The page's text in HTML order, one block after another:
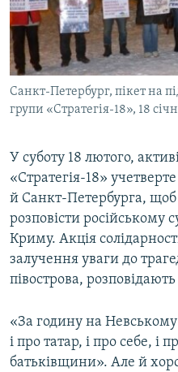
ДЕПОРТАЦІЯ
ВІДЕОУРОКИ «ELIFBE»
СВІДЧЕННЯ ОКУПАЦІЇ
УКРАЇНСЬКА ПРОБЛЕМА КРИМУ
ЯК ОБІЙТИ БЛОКУВАННЯ
Русский
Qırımtatar
Усі сайти RFE/RL
Санкт-Петербург, пікет на
групи «Стратегія-18», 18
У суботу 18 лютого,
«Стратегія-18»
й Санкт-Петербурга,
розповісти російському
Криму. Акція
залучення уваги до
півострова,
«За годину на Невському
і про татар, і про себе, і
батьківщини». Але й